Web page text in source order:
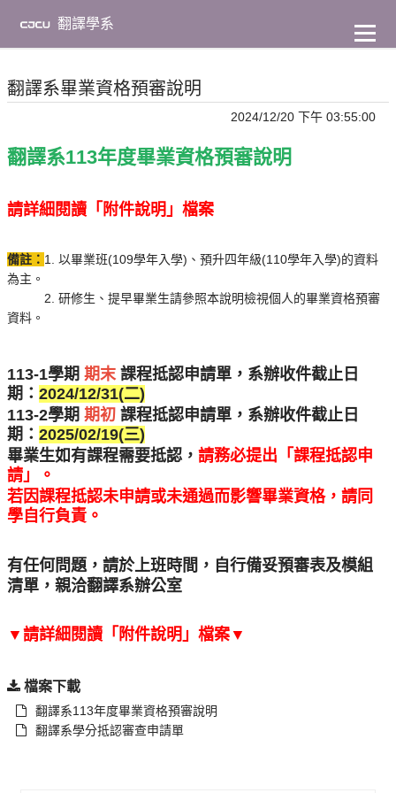
主
容
翻譯學系
翻譯系畢業資格預審說明
2024/12/20 下午 03:55:00
翻譯系113年度畢業資格預審說明
請詳細閱讀「附件說明」檔案
備註： 1. 以畢業班(109學年入學)、預升四年級(110學年入學)的資料
為主。
2. 研修生、提早畢業生請參照本說明檢視個人的畢業資格預審
資料。
113-1學期期末課程抵認申請單，系辦收件截止日
期：2024/12/31(二)
113-2學期期初 課程抵認申請單，系辦收件截止日
期：2025/02/19(三)
畢業生如有課程需要抵認，請務必提出「課程抵認申
請」。
若因課程抵認未申請或未通過而影響畢業資格，請同
學自行負責。
有任何問題，請於上班時間，自行備妥預審表及模組
清單，親洽翻譯系辦公室
▼請詳細閱讀「附件說明」檔案▼
檔案下載
翻譯系113年度畢業資格預審說明
翻譯系學分抵認審查申請單